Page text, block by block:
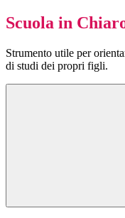
Scuola in
Strumento utile per
di studi dei propri figli.